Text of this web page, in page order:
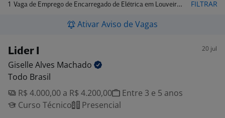
1 Vaga de Emprego de Encarregado de Elétrica em Louveira - SP FILTRAR
Ativar Aviso de Vagas
Lider I 20 jul
Giselle Alves Machado
Todo Brasil
R$ 4.000,00 a R$ 4.200,00
Entre 3 e 5 anos
Curso Técnico
Presencial